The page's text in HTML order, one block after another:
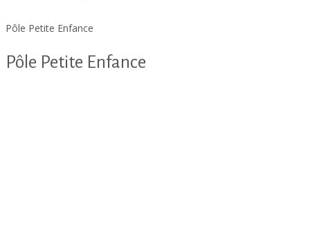
Pôle Petite Enfance
Pôle Petite Enfance